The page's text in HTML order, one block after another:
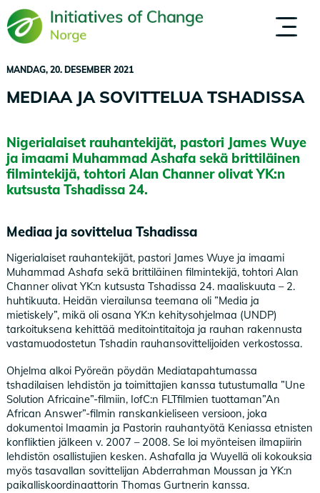
Hopp
til
hovedinnhold
OM OSS MENNESKER
MANDAG, 20. DESEMBER 2021
MEDIAA JA SOVITTELUA TSHADISSA
Nigerialaiset rauhantekijät, pastori James Wuye
ja imaami Muhammad Ashafa sekä brittiläinen
filmintekijä, tohtori Alan Channer olivat YK:n
kutsusta Tshadissa 24.
Mediaa ja sovittelua Tshadissa
Nigerialaiset rauhantekijät, pastori James Wuye ja imaami
Muhammad Ashafa sekä brittiläinen filmintekijä, tohtori Alan
Channer olivat YK:n kutsusta Tshadissa 24. maaliskuuta – 2.
huhtikuuta. Heidän vierailunsa teemana oli ”Media ja
mietiskely”, mikä oli osana YK:n kehitysohjelmaa (UNDP)
tarkoituksena kehittää meditointitaitoja ja rauhan rakennusta
vastamuodostetun Tshadin rauhansovittelijoiden verkostossa.
Ohjelma alkoi Pyöreän pöydän Mediatapahtumassa
tshadilaisen lehdistön ja toimittajien kanssa tutustumalla ”Une
Solution Africaine”-filmiin, IofC:n FLTfilmien tuottaman”An
African Answer”-filmin ranskankieliseen versioon, joka
dokumentoi Imaamin ja Pastorin rauhantyötä Keniassa etnisten
konfliktien jälkeen v. 2007 – 2008. Se loi myönteisen ilmapiirin
lehdistön osallistujien kesken. Ashafalla ja Wuyellä oli kokouksia
myös tasavallan sovittelijan Abderrahman Moussan ja YK:n
paikalliskoordinaattorin Thomas Gurtnerin kanssa.